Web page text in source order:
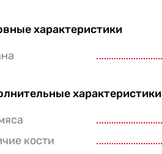
характеристики
характеристики
кости